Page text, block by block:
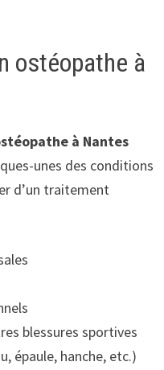
ostéopathe à
à Nantes
unes des conditions
d’un traitement
blessures sportives
épaule, hanche, etc.)